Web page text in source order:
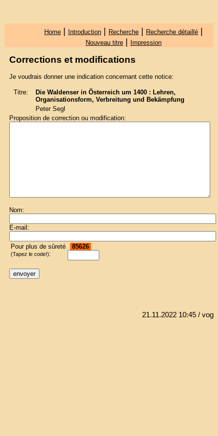
Home| Introduction| Recherche| Recherche détaillé|
Nouveau titre| Impression
Corrections et modifications
Je voudrais donner une indication concernant cette notice:
Titre:
Die Waldenser in Österreich um 1400 : Lehren,
Organisationsform, Verbreitung und Bekämpfung
Peter Segl
Proposition de correction ou modification:
Nom:
E-mail:
Pour plus de sûreté
(Tapez le code!):
85626
21.11.2022 10:45 / vog